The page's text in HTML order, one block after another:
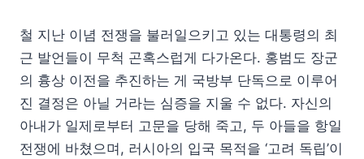
철 지난 이념 전쟁을 불러일으키고 있는 대통령의 최
근 발언들이 무척 곤혹스럽게 다가온다. 홍범도 장군
의 흉상 이전을 추진하는 게 국방부 단독으로 이루어
진 결정은 아닐 거라는 심증을 지울 수 없다. 자신의
아내가 일제로부터 고문을 당해 죽고, 두 아들을 항일
전쟁에 바쳤으며, 러시아의 입국 목적을 ‘고려 독립’이